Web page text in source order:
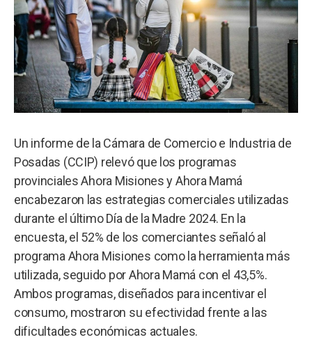
Un informe de la Cámara de Comercio e Industria de
Posadas (CCIP) relevó que los programas
provinciales Ahora Misiones y Ahora Mamá
encabezaron las estrategias comerciales utilizadas
durante el último Día de la Madre 2024. En la
encuesta, el 52% de los comerciantes señaló al
programa Ahora Misiones como la herramienta más
utilizada, seguido por Ahora Mamá con el 43,5%.
Ambos programas, diseñados para incentivar el
consumo, mostraron su efectividad frente a las
dificultades económicas actuales.